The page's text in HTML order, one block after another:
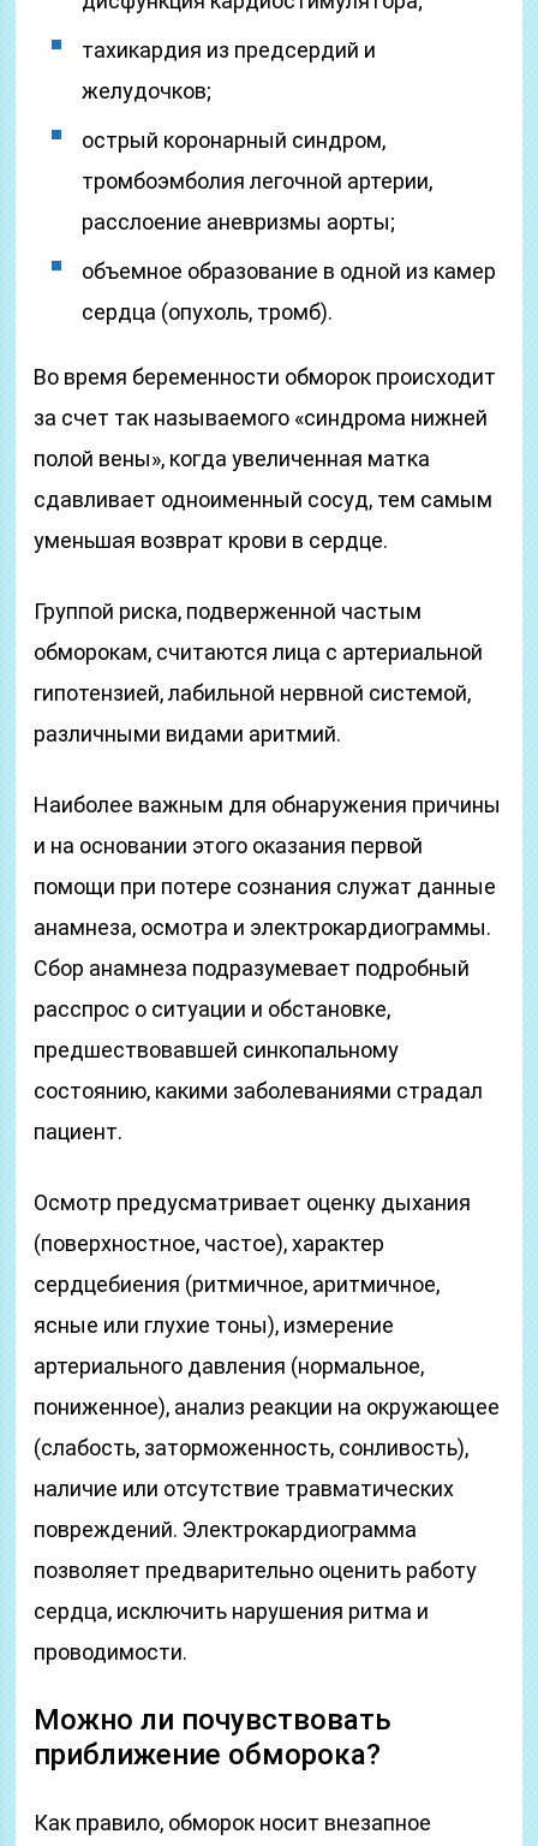
­тахикардия из предсердий и
желудочков;
­острый коронарный синдром,
тромбоэмболия легочной артерии,
расслоение аневризмы аорты;
­объемное образование в одной из камер
сердца (опухоль, тромб).
Во время беременности обморок происходит
за счет так называемого «синдрома нижней
полой вены», когда увеличенная матка
сдавливает одноименный сосуд, тем самым
уменьшая возврат крови в сердце.
Группой риска, подверженной частым
обморокам, считаются лица с артериальной
гипотензией, лабильной нервной системой,
различными видами аритмий.
Наиболее важным для обнаружения причины
и на основании этого оказания первой
помощи при потере сознания служат данные
анамнеза, осмотра и электрокардиограммы.
Сбор анамнеза подразумевает подробный
расспрос о ситуации и обстановке,
предшествовавшей синкопальному
состоянию, какими заболеваниями страдал
пациент.
Осмотр предусматривает оценку дыхания
(поверхностное, частое), характер
сердцебиения (ритмичное, аритмичное,
ясные или глухие тоны), измерение
артериального давления (нормальное,
пониженное), анализ реакции на окружающее
(слабость, заторможенность, сонливость),
наличие или отсутствие травматических
повреждений. Электрокардиограмма
позволяет предварительно оценить работу
сердца, исключить нарушения ритма и
проводимости.
Можно ли почувствовать
приближение обморока?
Как правило, обморок носит внезапное